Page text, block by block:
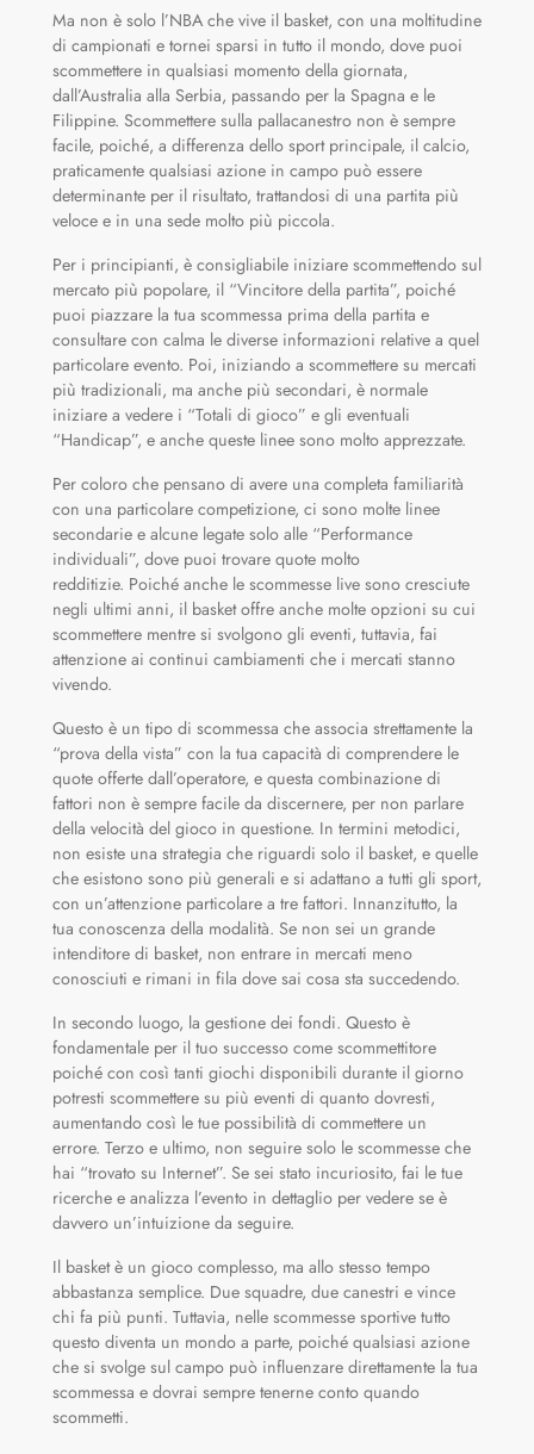
Ma non è solo l’NBA che vive il basket, con una moltitudine
di campionati e tornei sparsi in tutto il mondo, dove puoi
scommettere in qualsiasi momento della giornata,
dall’Australia alla Serbia, passando per la Spagna e le
Filippine. Scommettere sulla pallacanestro non è sempre
facile, poiché, a differenza dello sport principale, il calcio,
praticamente qualsiasi azione in campo può essere
determinante per il risultato, trattandosi di una partita più
veloce e in una sede molto più piccola.
Per i principianti, è consigliabile iniziare scommettendo sul
mercato più popolare, il “Vincitore della partita”, poiché
puoi piazzare la tua scommessa prima della partita e
consultare con calma le diverse informazioni relative a quel
particolare evento. Poi, iniziando a scommettere su mercati
più tradizionali, ma anche più secondari, è normale
iniziare a vedere i “Totali di gioco” e gli eventuali
“Handicap”, e anche queste linee sono molto apprezzate.
Per coloro che pensano di avere una completa familiarità
con una particolare competizione, ci sono molte linee
secondarie e alcune legate solo alle “Performance
individuali”, dove puoi trovare quote molto
redditizie. Poiché anche le scommesse live sono cresciute
negli ultimi anni, il basket offre anche molte opzioni su cui
scommettere mentre si svolgono gli eventi, tuttavia, fai
attenzione ai continui cambiamenti che i mercati stanno
vivendo.
Questo è un tipo di scommessa che associa strettamente la
“prova della vista” con la tua capacità di comprendere le
quote offerte dall’operatore, e questa combinazione di
fattori non è sempre facile da discernere, per non parlare
della velocità del gioco in questione. In termini metodici,
non esiste una strategia che riguardi solo il basket, e quelle
che esistono sono più generali e si adattano a tutti gli sport,
con un’attenzione particolare a tre fattori. Innanzitutto, la
tua conoscenza della modalità. Se non sei un grande
intenditore di basket, non entrare in mercati meno
conosciuti e rimani in fila dove sai cosa sta succedendo.
In secondo luogo, la gestione dei fondi. Questo è
fondamentale per il tuo successo come scommettitore
poiché con così tanti giochi disponibili durante il giorno
potresti scommettere su più eventi di quanto dovresti,
aumentando così le tue possibilità di commettere un
errore. Terzo e ultimo, non seguire solo le scommesse che
hai “trovato su Internet”. Se sei stato incuriosito, fai le tue
ricerche e analizza l’evento in dettaglio per vedere se è
davvero un’intuizione da seguire.
Il basket è un gioco complesso, ma allo stesso tempo
abbastanza semplice. Due squadre, due canestri e vince
chi fa più punti. Tuttavia, nelle scommesse sportive tutto
questo diventa un mondo a parte, poiché qualsiasi azione
che si svolge sul campo può influenzare direttamente la tua
scommessa e dovrai sempre tenerne conto quando
scommetti.